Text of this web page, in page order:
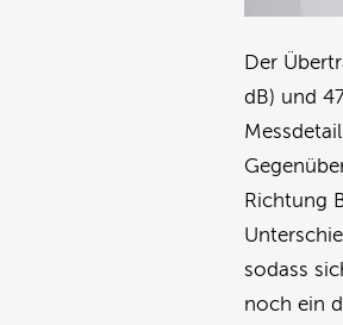
Der
dB) und
Richtung
sodass
noch ein